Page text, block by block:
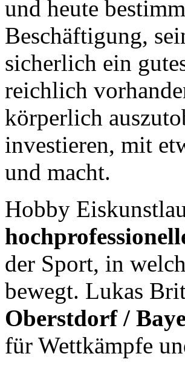
und heute
Beschäftigung,
sicherlich ein
reichlich
körperlich
investieren, mit
und macht.
Hobby
der Sport, in
bewegt. Lukas
Oberstdorf /
für Wettkämpfe